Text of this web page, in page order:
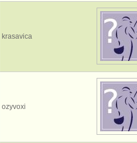
krasavica
ozyvoxi